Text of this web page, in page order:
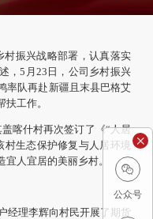
村振兴战略部署，认真落实
，5月23日，公司乡村振兴
率队再赴新疆且末县巴格艾
工作。
喀什村再次签订了《“人居
生态保护修复与人居环境
人宜居的美丽乡村。
经理李辉向村民开展了期货

公众号
